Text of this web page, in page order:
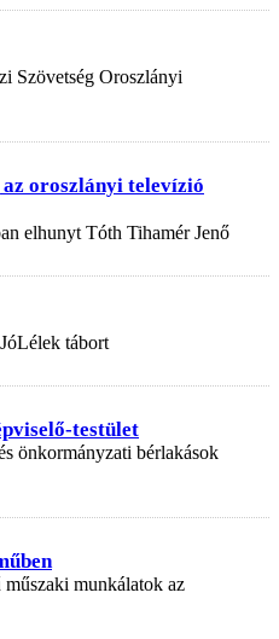
Szövetség Oroszlányi
oroszlányi televízió
elhunyt Tóth Tihamér Jenő
tábort
testület
önkormányzati bérlakások
műszaki munkálatok az